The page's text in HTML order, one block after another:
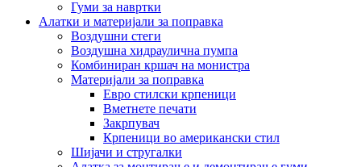
Гуми за навртки
Алатки и материјали за поправка
Воздушни стеги
Воздушна хидраулична пумпа
Комбиниран кршач на монистра
Материјали за поправка
Евро стилски крпеници
Вметнете печати
Закрпувач
Крпеници во американски стил
Шијачи и стругалки